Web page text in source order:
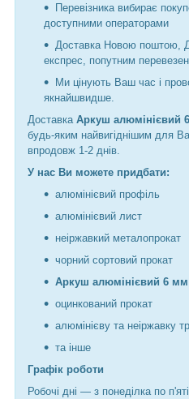
Перевізника вибирає
доступними операторами
Доставка Новою поштою,
експрес, попутним
Ми цінують Ваш час і
якнайшвидше.
Доставка Аркуш алюмінієвий
будь-яким найвигіднішим для
впродовж 1-2 днів.
У нас Ви можете придбати:
алюмінієвий профіль
алюмінієвий лист
неіржавкий металопрокат
чорний сортовий прокат
Аркуш алюмінієвий 6
оцинкований прокат
алюмінієву та неіржавку
та інше
Графік роботи
Робочі дні — з понеділка по